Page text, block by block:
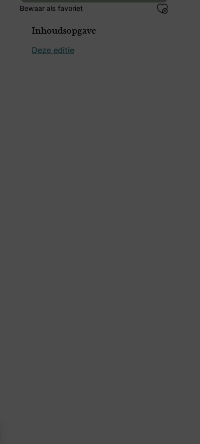
Bewaar als favoriet
Inhoudsopgave
Deze editie